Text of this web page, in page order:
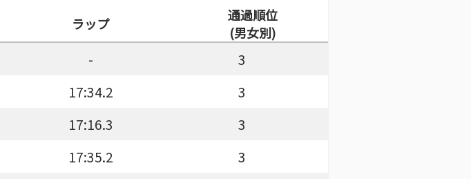
ラップ
通過順位
(男女別)
-
3
17:34.2
3
17:16.3
3
17:35.2
3